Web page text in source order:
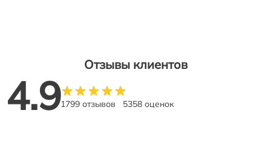
Отзывы клиентов
4.91799 отзывов 5358 оценок